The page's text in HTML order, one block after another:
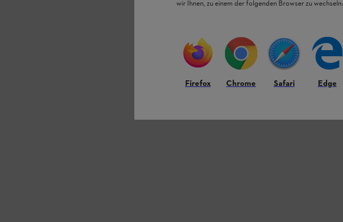
wir Ihnen, zu einem der folgenden Browser zu wechseln:
Firefox Chrome Safari Edge